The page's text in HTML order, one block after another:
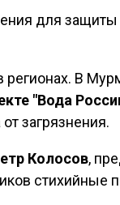
для
В
"Вода
загрязнения.
Колосов,
стихийные